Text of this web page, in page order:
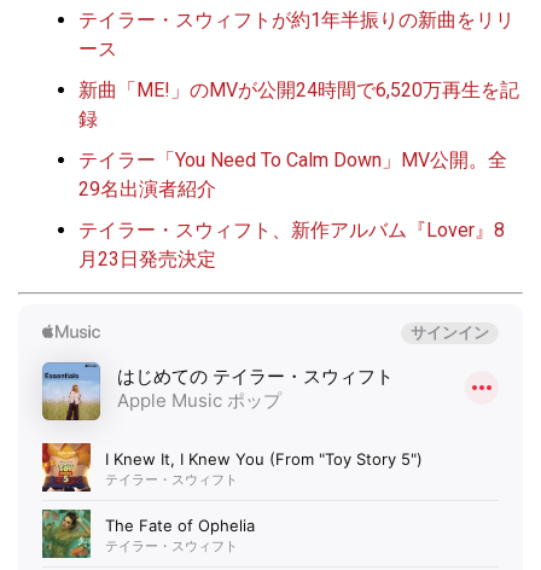
テイラー・スウィフトが約1年半振りの新曲をリリ
ース
新曲「ME!」のMVが公開24時間で6,520万再生を記
録
テイラー「You Need To Calm Down」MV公開。全
29名出演者紹介
テイラー・スウィフト、新作アルバム『Lover』8
月23日発売決定